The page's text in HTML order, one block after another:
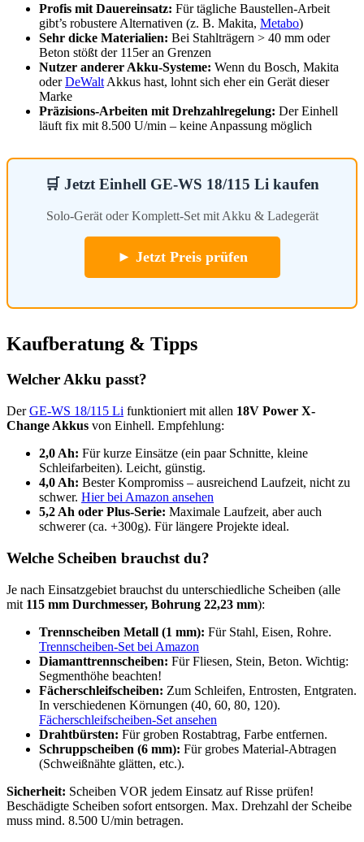
Profis mit Dauereinsatz: Für tägliche Baustellen-Arbeit
gibt’s robustere Alternativen (z. B. Makita, Metabo)
Sehr dicke Materialien: Bei Stahlträgern > 40 mm oder
Beton stößt der 115er an Grenzen
Nutzer anderer Akku-Systeme: Wenn du Bosch, Makita
oderDeWalt Akkus hast, lohnt sich eher ein Gerät dieser
Marke
Präzisions-Arbeiten mit Drehzahlregelung: Der Einhell
läuft fix mit 8.500 U/min – keine Anpassung möglich
🛒 Jetzt Einhell GE-WS 18/115 Li kaufen
Solo-Gerät oder Komplett-Set mit Akku & Ladegerät
► Jetzt Preis prüfen
Kaufberatung & Tipps
Welcher Akku passt?
DerGE-WS 18/115 Li funktioniert mit allen 18V Power X-
Change Akkus von Einhell. Empfehlung:
2,0 Ah: Für kurze Einsätze (ein paar Schnitte, kleine
Schleifarbeiten). Leicht, günstig.
4,0 Ah: Bester Kompromiss – ausreichend Laufzeit, nicht zu
schwer. Hier bei Amazon ansehen
5,2 Ah oder Plus-Serie: Maximale Laufzeit, aber auch
schwerer (ca. +300g). Für längere Projekte ideal.
Welche Scheiben brauchst du?
Je nach Einsatzgebiet brauchst du unterschiedliche Scheiben (alle
mit 115 mm Durchmesser, Bohrung 22,23 mm):
Trennscheiben Metall (1 mm): Für Stahl, Eisen, Rohre.
Trennscheiben-Set bei Amazon
Diamanttrennscheiben: Für Fliesen, Stein, Beton. Wichtig:
Segmenthöhe beachten!
Fächerschleifscheiben: Zum Schleifen, Entrosten, Entgraten.
In verschiedenen Körnungen (40, 60, 80, 120).
Fächerschleifscheiben-Set ansehen
Drahtbürsten: Für groben Rostabtrag, Farbe entfernen.
Schruppscheiben (6 mm): Für grobes Material-Abtragen
(Schweißnähte glätten, etc.).
Sicherheit: Scheiben VOR jedem Einsatz auf Risse prüfen!
Beschädigte Scheiben sofort entsorgen. Max. Drehzahl der Scheibe
muss mind. 8.500 U/min betragen.